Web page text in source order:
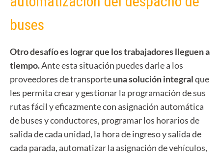
buses
Otro desafío es lograr que los trabajadores lleguen a
tiempo.Ante esta situación puedes darle a los
proveedores de transporteuna solución integralque
les permita crear y gestionar la programación de sus
rutas fácil y eficazmente con asignación automática
de buses y conductores, programar los horarios de
salida de cada unidad, la hora de ingreso y salida de
cada parada, automatizar la asignación de vehículos,